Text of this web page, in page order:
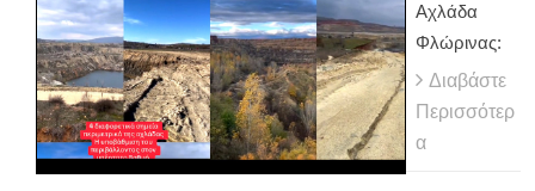
Αχλάδα
Φλώρινας:
Διαβάστε
Περισσότερ
α